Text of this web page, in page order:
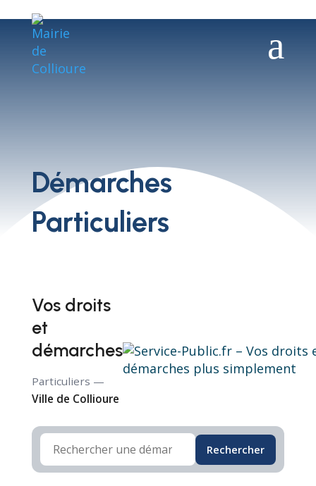
a
Démarches
Particuliers
Vos droits
et
démarches
Particuliers —
Ville de Collioure
Rechercher